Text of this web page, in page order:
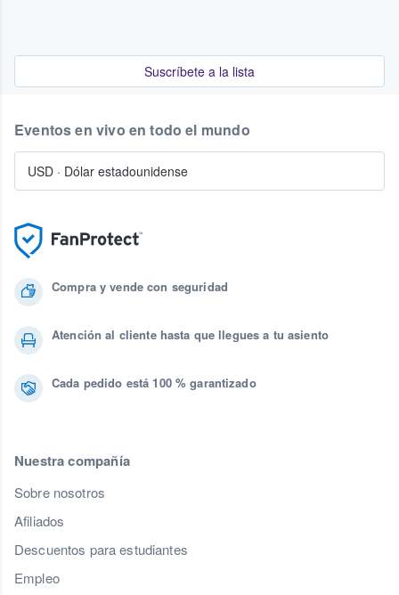
Suscríbete a la lista
Compra y vende con seguridad
Atención al cliente hasta que llegues a tu asiento
Cada pedido está 100 % garantizado
Nuestra compañía
Sobre nosotros
Afiliados
Descuentos para estudiantes
Empleo
Eventos en vivo en todo el mundo
USD · Dólar estadounidense